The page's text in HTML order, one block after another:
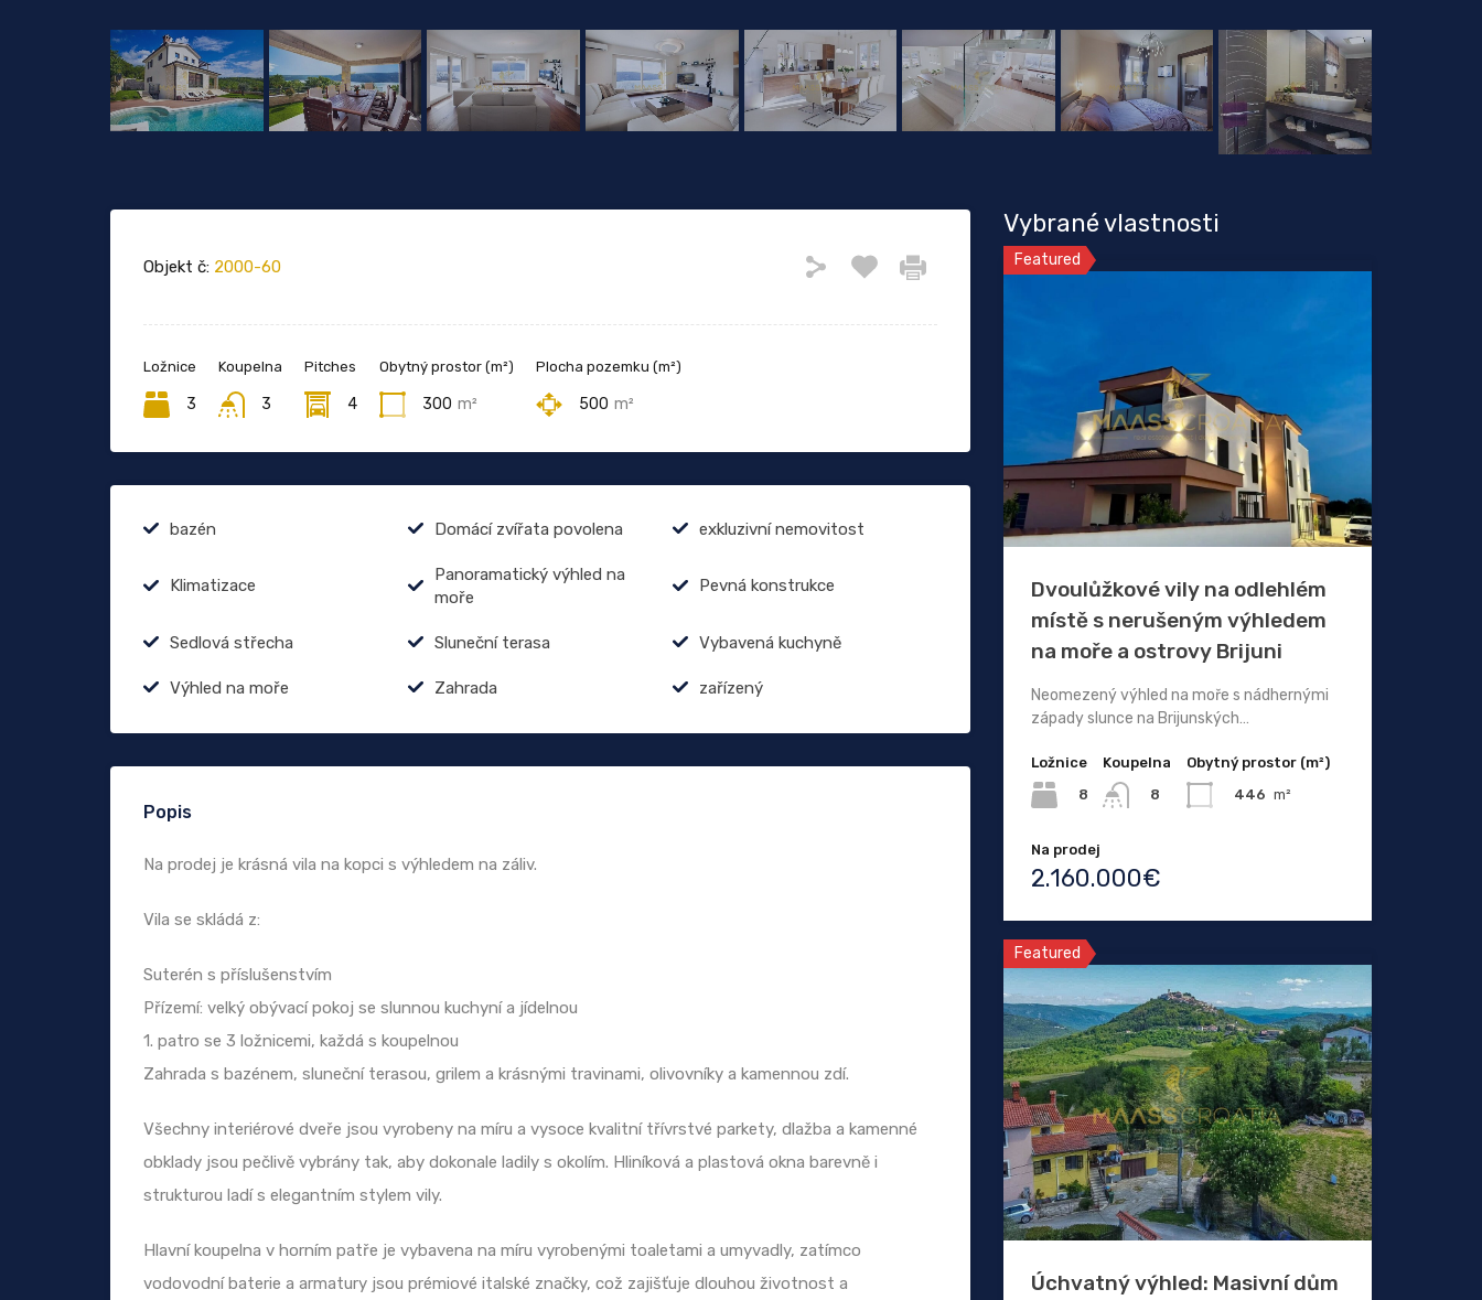
Objekt č: 2000-60
Ložnice
3
Koupelna
3
Pitches
4
Obytný prostor (m²)
300 m²
Plocha pozemku (m²)
500 m²
bazén Domácí zvířata povolena exkluzivní nemovitost
Klimatizace
Panoramatický výhled na
moře
Pevná konstrukce
Sedlová střecha Sluneční terasa Vybavená kuchyně
Výhled na moře Zahrada zařízený
Popis
Na prodej je krásná vila na kopci s výhledem na záliv.
Vila se skládá z:
Suterén s příslušenstvím
Přízemí: velký obývací pokoj se slunnou kuchyní a jídelnou
1. patro se 3 ložnicemi, každá s koupelnou
Zahrada s bazénem, sluneční terasou, grilem a krásnými travinami, olivovníky a kamennou zdí.
Všechny interiérové dveře jsou vyrobeny na míru a vysoce kvalitní třívrstvé parkety, dlažba a kamenné
obklady jsou pečlivě vybrány tak, aby dokonale ladily s okolím. Hliníková a plastová okna barevně i
strukturou ladí s elegantním stylem vily.
Hlavní koupelna v horním patře je vybavena na míru vyrobenými toaletami a umyvadly, zatímco
vodovodní baterie a armatury jsou prémiové italské značky, což zajišťuje dlouhou životnost a
Vybrané vlastnosti
Featured
Dvoulůžkové vily na odlehlém
místě s nerušeným výhledem
na moře a ostrovy Brijuni
Neomezený výhled na moře s nádhernými
západy slunce na Brijunských…
Ložnice
8
Koupelna
8
Obytný prostor (m²)
446 m²
Na prodej
2.160.000€
Featured
Úchvatný výhled: Masivní dům